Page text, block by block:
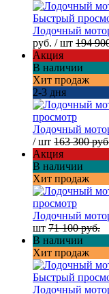
Быстрый
Лодочный
руб. / шт 194
Акция
В наличии
Хит продаж
2-3 дня
просмотр
Лодочный
/ шт 163 300
Акция
В наличии
Хит продаж
просмотр
Лодочный
шт 71 100 руб.
В наличии
Хит продаж
Быстрый
Лодочный